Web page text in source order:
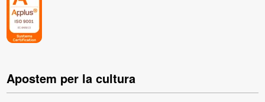
Apostem per la cultura